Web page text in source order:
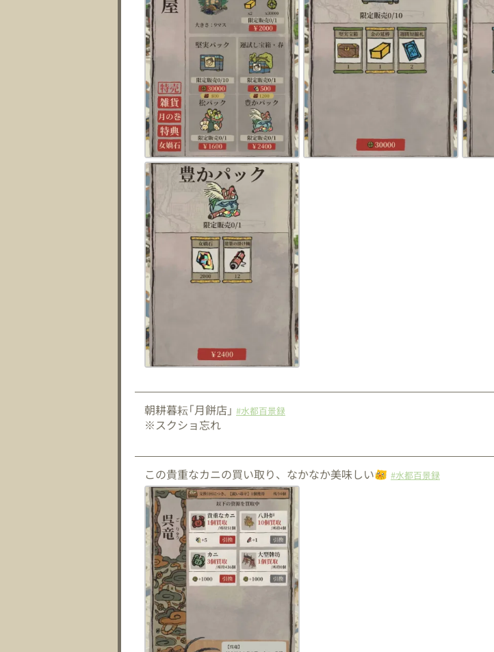
朝耕暮耘「月餅店」 #水都百景録
※スクショ忘れ
この貴重なカニの買い取り、なかなか美味しい #水都百景録